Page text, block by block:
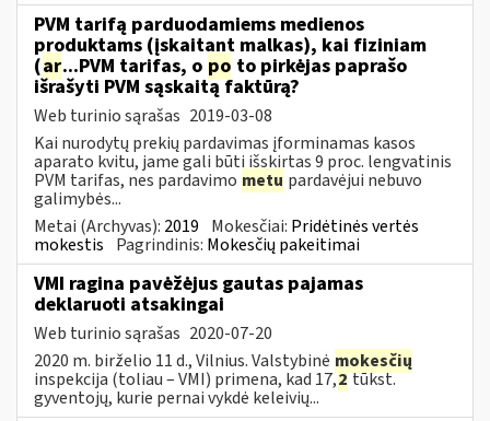
PVM tarifą parduodamiems medienos
produktams (įskaitant malkas), kai fiziniam
(ar...PVM tarifas, o po to pirkėjas paprašo
išrašyti PVM sąskaitą faktūrą?
Web turinio sąrašas 2019-03-08
Kai nurodytų prekių pardavimas įforminamas kasos
aparato kvitu, jame gali būti išskirtas 9 proc. lengvatinis
PVM tarifas, nes pardavimo metu pardavėjui nebuvo
galimybės...
Metai (Archyvas): 2019 Mokesčiai: Pridėtinės vertės
mokestis Pagrindinis: Mokesčių pakeitimai
VMI ragina pavėžėjus gautas pajamas
deklaruoti atsakingai
Web turinio sąrašas 2020-07-20
2020 m. birželio 11 d., Vilnius. Valstybinė mokesčių
inspekcija (toliau – VMI) primena, kad 17,2tūkst.
gyventojų, kurie pernai vykdė keleivių...